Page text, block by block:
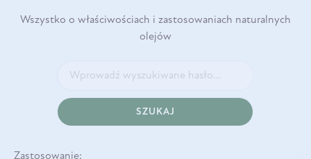
Wszystko o właściwościach i zastosowaniach naturalnych
olejów
SZUKAJ
Zastosowanie: